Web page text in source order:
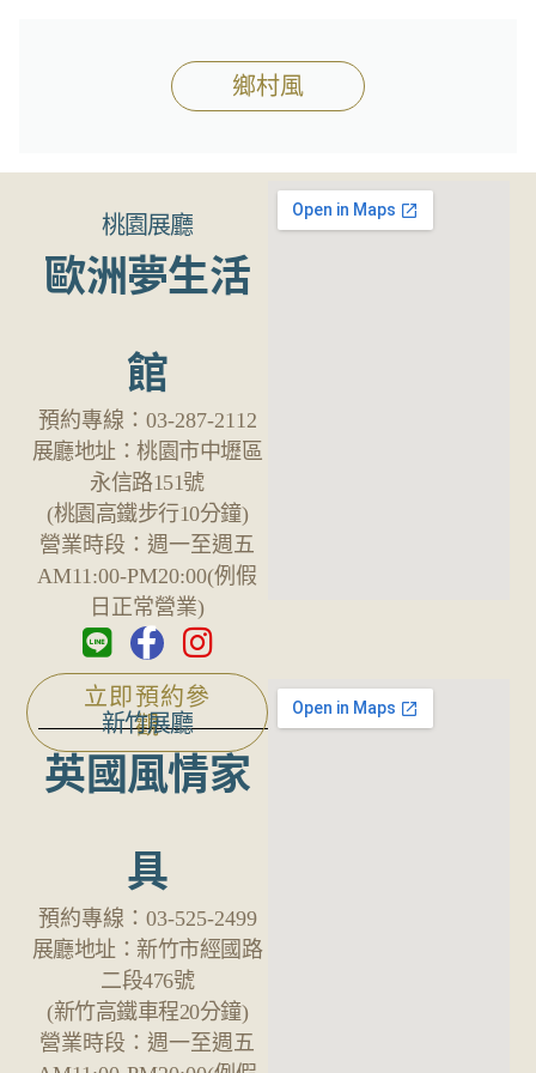
鄉村風
桃園展廳
歐洲夢生活
館
預約專線： 03-287-2112
展廳地址：桃園市中壢區
永信路151號
(桃園高鐵步行10分鐘)
營業時段：週一至週五
AM11:00-PM20:00(例假
日正常營業)
立即預約參
觀
新竹展廳
英國風情家
具
預約專線： 03-525-2499
展廳地址： 新竹市經國路
二段476號
(新竹高鐵車程20分鐘)
營業時段：週一至週五